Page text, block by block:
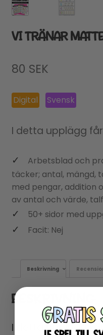
VI TRÄNAR
80 SEK
Digital Svensk
I detta upplägg
Arbetsblad och
täcker; antal, mängd,
med pengar, addition
av antal och värde,
50+ sidor med
Facit: Nej
Beskrivning
BESKRIVNING
I detta upplägg